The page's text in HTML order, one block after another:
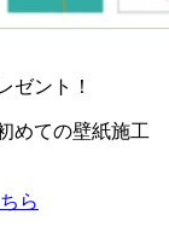
ゼント！
めての壁紙施工
ら